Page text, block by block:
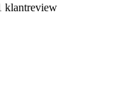
klantreview